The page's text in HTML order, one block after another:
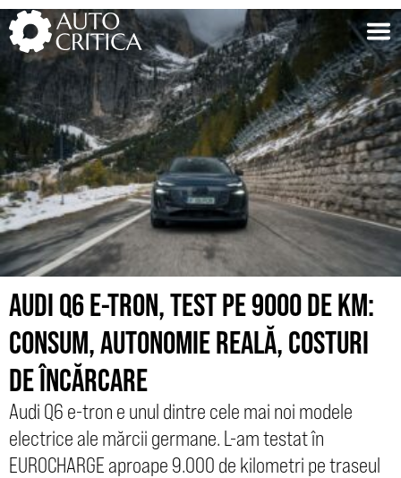
Skip
to
content
AUDI Q6 E-TRON, TEST PE 9000 DE KM:
CONSUM, AUTONOMIE REALĂ, COSTURI
DE ÎNCĂRCARE
Audi Q6 e-tron e unul dintre cele mai noi modele
electrice ale mărcii germane. L-am testat în
EUROCHARGE aproape 9.000 de kilometri pe traseul